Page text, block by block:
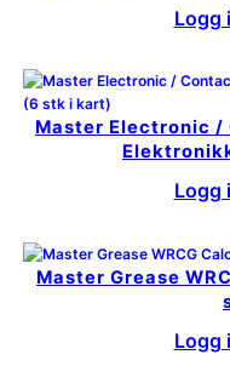
Logg
Master Electronic /
Logg
Master Grease
Logg